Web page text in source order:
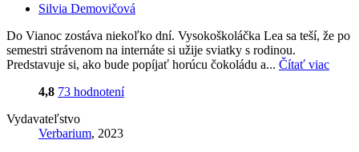
Silvia Demovičová
Do Vianoc zostáva niekoľko dní. Vysokoškoláčka Lea sa teší, že po
semestri strávenom na internáte si užije sviatky s rodinou.
Predstavuje si, ako bude popíjať horúcu čokoládu a... Čítať viac
4,8 73 hodnotení
Vydavateľstvo
Verbarium, 2023